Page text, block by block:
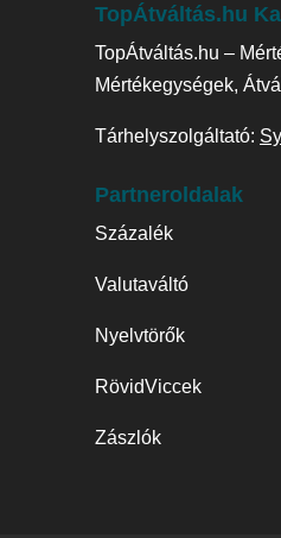
TopÁtváltás.hu
TopÁtváltás.hu –
Mértékegységek,
Tárhelyszolgáltató:
Partneroldalak
Százalék
Valutaváltó
Nyelvtörők
RövidViccek
Zászlók